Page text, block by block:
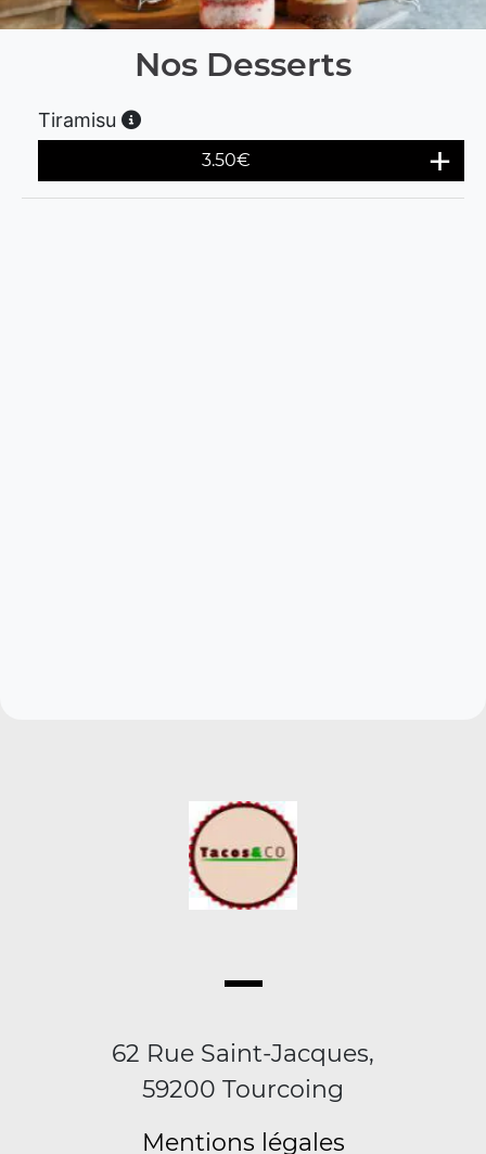
Nos Desserts
Tiramisu
3.50€
62 Rue Saint-Jacques,
59200 Tourcoing
Mentions légales